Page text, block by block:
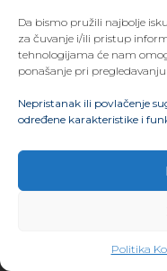
Da bismo pružili najbolje
za čuvanje i/ili pristup
tehnologijama će nam
ponašanje pri
Nepristanak ili povlačenje
određene karakteristike i
Politika